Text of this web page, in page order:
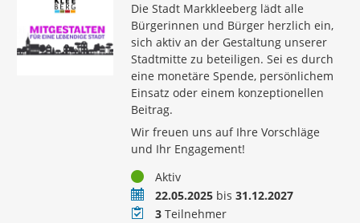
Die Stadt Markkleeberg lädt alle
Bürgerinnen und Bürger herzlich ein,
sich aktiv an der Gestaltung unserer
Stadtmitte zu beteiligen. Sei es durch
eine monetäre Spende, persönlichem
Einsatz oder einem konzeptionellen
Beitrag.
Wir freuen uns auf Ihre Vorschläge
und Ihr Engagement!
StatusAktiv
Zeitraum22.05.2025bis 31.12.2027
Teilnehmer
3Teilnehmer